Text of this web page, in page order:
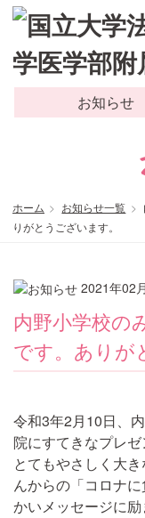
お知らせ
ホーム お知らせ一覧
りがとうございます。
2021年02
内野小学校の
です。ありが
令和3年2月10日、
院にすてきなプレゼ
とてもやさしく大
んからの「コロナ
かいメッセージに励